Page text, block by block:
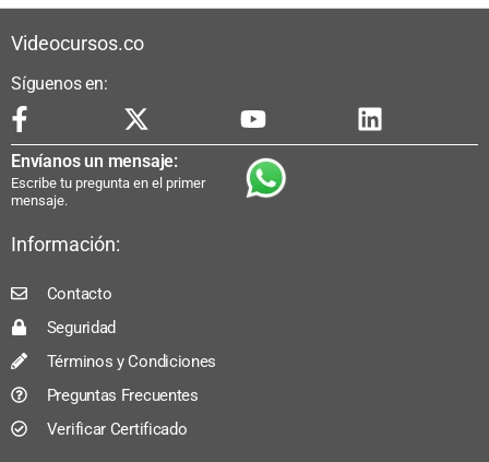
Videocursos.co
Síguenos en:
Envíanos un mensaje:
Escribe tu pregunta en el primer
mensaje.
Información:
Contacto
Seguridad
Términos y Condiciones
Preguntas Frecuentes
Verificar Certificado